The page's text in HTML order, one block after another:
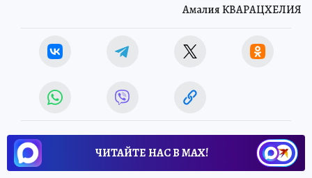
Амалия КВАРАЦХЕЛИЯ
ЧИТАЙТЕ НАС В МАХ!